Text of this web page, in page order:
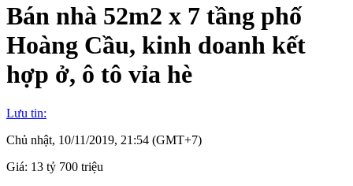
Bán nhà 52m2 x 7 tầng phố
Hoàng Cầu, kinh doanh kết
hợp ở, ô tô vỉa hè
Lưu tin:
Chủ nhật, 10/11/2019, 21:54 (GMT+7)
Giá: 13 tỷ 700 triệu